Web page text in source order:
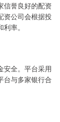
信誉良好的配资
资公司会根据投
率。
安全。平台采用
台与多家银行合